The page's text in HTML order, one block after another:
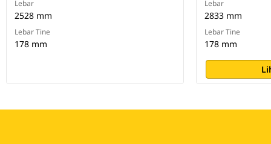
Lebar
2528 mm
Lebar Tine
178 mm
Lebar
2833 mm
Lebar Tine
178 mm